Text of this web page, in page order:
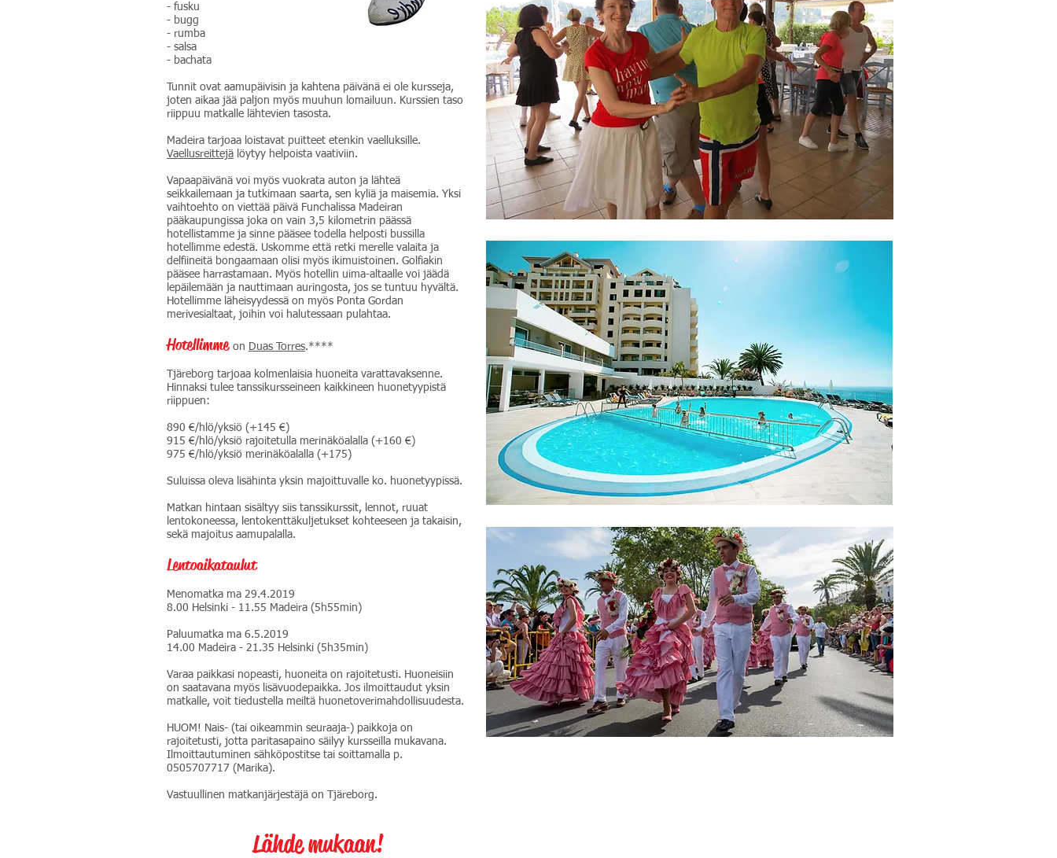
- fusku
- bugg
- rumba
- salsa
- bachata
Tunnit ovat aamupäivisin ja kahtena päivänä ei ole kursseja,
joten aikaa jää paljon myös muuhun lomailuun. Kurssien taso
riippuu matkalle lähtevien tasosta.
Madeira tarjoaa loistavat puitteet etenkin vaelluksille.
Vaellusreittejä löytyy helpoista vaativiin.
Vapaapäivänä voi myös vuokrata auton ja lähteä
seikkailemaan ja tutkimaan saarta, sen kyliä ja maisemia. Yksi
vaihtoehto on viettää päivä Funchalissa Madeiran
pääkaupungissa joka on vain 3,5 kilometrin päässä
hotellistamme ja sinne pääsee todella helposti bussilla
hotellimme edestä. Uskomme että retki merelle valaita ja
delfiineitä bongaamaan olisi myös ikimuistoinen. Golfiakin
pääsee harrastamaan. Myös hotellin uima-altaalle voi jäädä
lepäilemään ja nauttimaan auringosta, jos se tuntuu hyvältä.
Hotellimme läheisyydessä on myös Ponta Gordan
merivesialtaat, joihin voi halutessaan pulahtaa.
Hotellimme on Duas Torres.****
Tjäreborg tarjoaa kolmenlaisia huoneita varattavaksenne.
Hinnaksi tulee tanssikursseineen kaikkineen huonetyypistä
riippuen:
890 €/hlö/yksiö (+145 €)
915 €/hlö/yksiö rajoitetulla merinäköalalla (+160 €)
975 €/hlö/yksiö merinäköalalla (+175)
Suluissa oleva lisähinta yksin majoittuvalle ko. huonetyypissä.
Matkan hintaan sisältyy siis tanssikurssit, lennot, ruuat
lentokoneessa, lentokenttäkuljetukset kohteeseen ja takaisin,
sekä majoitus aamupalalla.
Lentoaikataulut
Menomatka ma 29.4.2019
8.00 Helsinki - 11.55 Madeira (5h55min)
Paluumatka ma 6.5.2019
14.00 Madeira - 21.35 Helsinki (5h35min)
Varaa paikkasi nopeasti, huoneita on rajoitetusti. Huoneisiin
on saatavana myös lisävuodepaikka. Jos ilmoittaudut yksin
matkalle, voit tiedustella meiltä huonetoverimahdollisuudesta.
HUOM! Nais- (tai oikeammin seuraaja-) paikkoja on
rajoitetusti, jotta paritasapaino säilyy kursseilla mukavana.
Ilmoittautuminen sähköpostitse tai soittamalla p.
0505707717 (Marika).
Vastuullinen matkanjärjestäjä on Tjäreborg.
Lähde mukaan!